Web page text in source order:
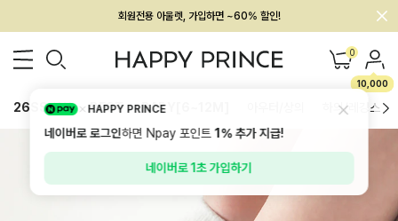
회원전용 아울렛, 가입하면 ~60% 할인!
멤버십 최대 28,000원 혜택 0
10,000
26SS 신상 BEST BABY[6~12M] 하의/레깅스
HAPPY PRINCE
네이버로 로그인하면 Npay 포인트1%추가 지급!
네이버로 1초 가입하기